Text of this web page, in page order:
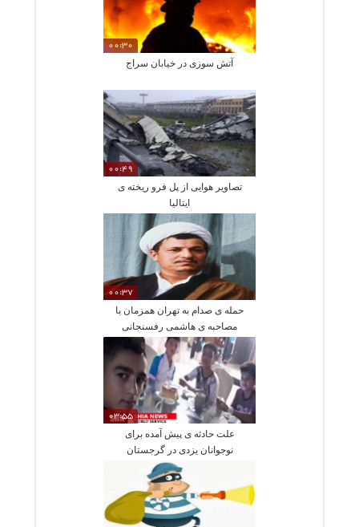
00:30
آتش سوزی در خیابان سراج
00:49
تصاویر هوایی از پل فرو ریخته ی
ایتالیا
00:37
حمله ی صدام به تهران همزمان با
مصاحبه ی هاشمی رفسنجانی
03:55
علت حادثه ی پیش آمده برای
نوجوانان یزدی در گرجستان